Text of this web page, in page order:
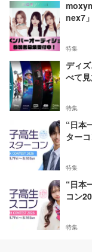
nex7」
特集
ディ
べて見
特集
“日本
ター
特集
“日本
コン
特集